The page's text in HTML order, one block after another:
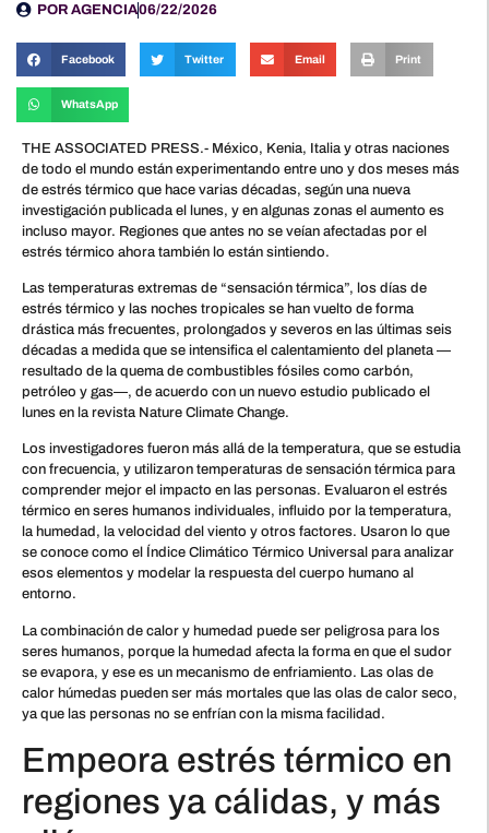
POR AGENCIA06/22/2026
Facebook Twitter Email Print
WhatsApp
THE ASSOCIATED PRESS.- México, Kenia, Italia y otras naciones
de todo el mundo están experimentando entre uno y dos meses más
de estrés térmico que hace varias décadas, según una nueva
investigación publicada el lunes, y en algunas zonas el aumento es
incluso mayor. Regiones que antes no se veían afectadas por el
estrés térmico ahora también lo están sintiendo.
Las temperaturas extremas de “sensación térmica”, los días de
estrés térmico y las noches tropicales se han vuelto de forma
drástica más frecuentes, prolongados y severos en las últimas seis
décadas a medida que se intensifica el calentamiento del planeta —
resultado de la quema de combustibles fósiles como carbón,
petróleo y gas—, de acuerdo con un nuevo estudio publicado el
lunes en la revista Nature Climate Change.
Los investigadores fueron más allá de la temperatura, que se estudia
con frecuencia, y utilizaron temperaturas de sensación térmica para
comprender mejor el impacto en las personas. Evaluaron el estrés
térmico en seres humanos individuales, influido por la temperatura,
la humedad, la velocidad del viento y otros factores. Usaron lo que
se conoce como el Índice Climático Térmico Universal para analizar
esos elementos y modelar la respuesta del cuerpo humano al
entorno.
La combinación de calor y humedad puede ser peligrosa para los
seres humanos, porque la humedad afecta la forma en que el sudor
se evapora, y ese es un mecanismo de enfriamiento. Las olas de
calor húmedas pueden ser más mortales que las olas de calor seco,
ya que las personas no se enfrían con la misma facilidad.
Empeora estrés térmico en
regiones ya cálidas, y más